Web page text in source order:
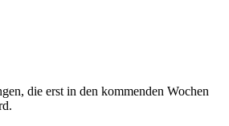
die erst in den kommenden Wochen